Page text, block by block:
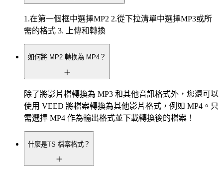
1.在第一個框中選擇MP2 2.從下拉清單中選擇MP3或所
需的格式 3. 上傳和轉換
如何將 MP2 轉換為 MP4？
除了將影片檔轉換為 MP3 和其他音訊格式外，您還可以
使用 VEED 將檔案轉換為其他影片格式，例如 MP4。只
需選擇 MP4 作為輸出格式並下載轉換後的檔案！
什麼是TS 檔案格式？